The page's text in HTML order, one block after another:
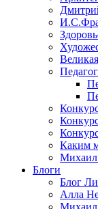
Каким
Блоги
Блог
Алла